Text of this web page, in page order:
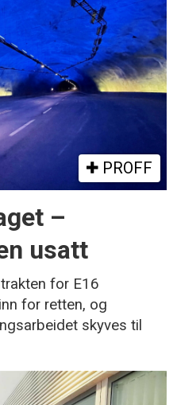
PROFF
–
usatt
for E16
for retten, og
skyves til